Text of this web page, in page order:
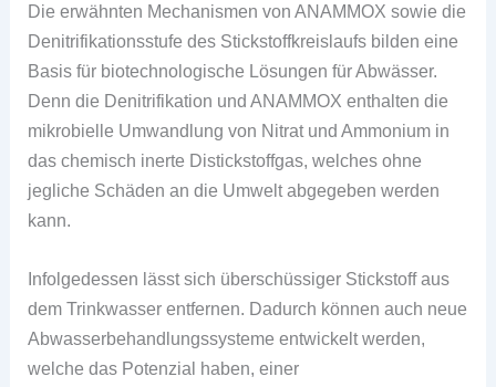
Die erwähnten Mechanismen von ANAMMOX sowie die
Denitrifikationsstufe des Stickstoffkreislaufs bilden eine
Basis für biotechnologische Lösungen für Abwässer.
Denn die Denitrifikation und ANAMMOX enthalten die
mikrobielle Umwandlung von Nitrat und Ammonium in
das chemisch inerte Distickstoffgas, welches ohne
jegliche Schäden an die Umwelt abgegeben werden
kann.
Infolgedessen lässt sich überschüssiger Stickstoff aus
dem Trinkwasser entfernen. Dadurch können auch neue
Abwasserbehandlungssysteme entwickelt werden,
welche das Potenzial haben, einer